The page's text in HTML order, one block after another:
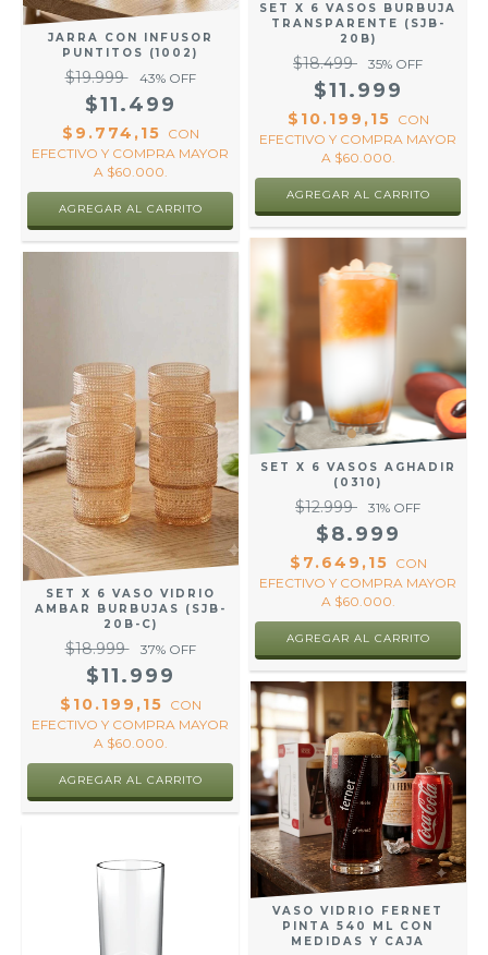
JARRA CON INFUSOR
PUNTITOS (1002)
$19.999 43% OFF
$11.499
$9.774,15 CON
EFECTIVO Y COMPRA MAYOR
A $60.000.
SET X 6 VASOS BURBUJA
TRANSPARENTE (SJB-
20B)
$18.499 35% OFF
$11.999
$10.199,15 CON
EFECTIVO Y COMPRA MAYOR
A $60.000.
SET X 6 VASO VIDRIO
AMBAR BURBUJAS (SJB-
20B-C)
$18.999 37% OFF
$11.999
$10.199,15 CON
EFECTIVO Y COMPRA MAYOR
A $60.000.
SET X 6 VASOS AGHADIR
(0310)
$12.999 31% OFF
$8.999
$7.649,15 CON
EFECTIVO Y COMPRA MAYOR
A $60.000.
VASO VIDRIO FERNET
PINTA 540 ML CON
MEDIDAS Y CAJA